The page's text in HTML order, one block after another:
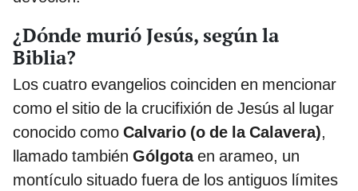
¿Dónde murió Jesús, según la
Biblia?
Los cuatro evangelios coinciden en mencionar
como el sitio de la crucifixión de Jesús al lugar
conocido como Calvario (o de la Calavera),
llamado también Gólgotaen arameo, un
montículo situado fuera de los antiguos límites